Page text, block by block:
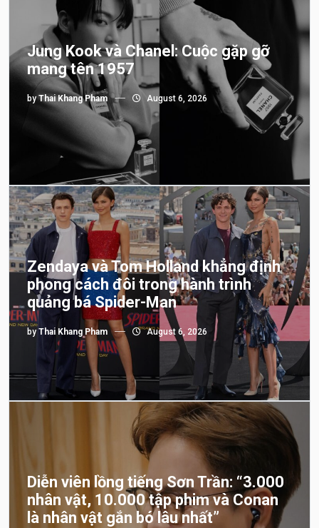
Jung Kook và Chanel: Cuộc gặp gỡ
mang tên 1957
byThai Khang Pham August 6, 2026
Zendaya và Tom Holland khẳng định
phong cách đôi trong hành trình
quảng bá Spider-Man
by Thai Khang Pham August 6, 2026
Diễn viên lồng tiếng Sơn Trần: “3.000
nhân vật, 10.000 tập phim và Conan
là nhân vật gắn bó lâu nhất”